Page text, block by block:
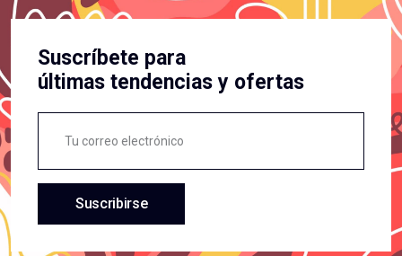
Suscríbete para
últimas tendencias y ofertas
Suscribirse